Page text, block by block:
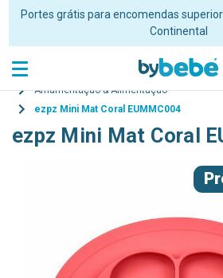
Envios em 24/48 horas úteis para
Amamentação & Alimentação
ezpz Mini Mat Coral EUMMC004
ezpz Mini Mat Coral